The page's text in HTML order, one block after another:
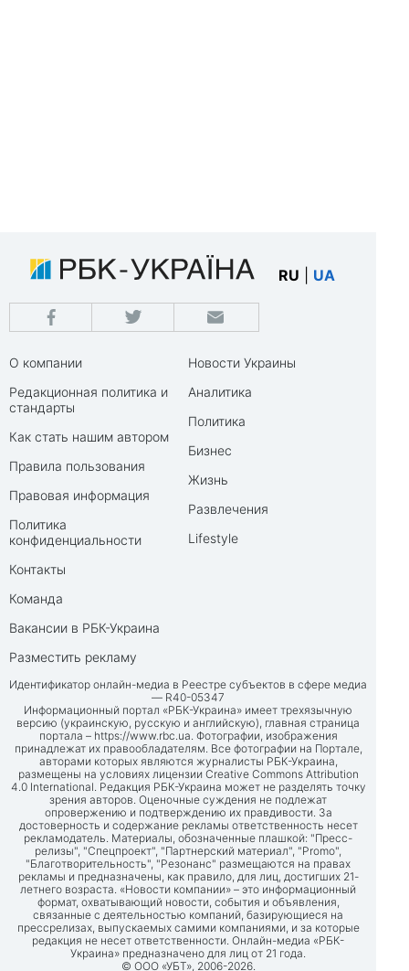
RU UA
О компании
Редакционная политика и
стандарты
Как стать нашим автором
Правила пользования
Правовая информация
Политика
конфиденциальности
Контакты
Команда
Вакансии в РБК-Украина
Разместить рекламу
Новости Украины
Аналитика
Политика
Бизнес
Жизнь
Развлечения
Lifestyle
Идентификатор онлайн-медиа в Реестре субъектов в сфере медиа
— R40-05347
Информационный портал «РБК-Украина» имеет трехязычную
версию (украинскую, русскую и английскую), главная страница
портала – https://www.rbc.ua. Фотографии, изображения
принадлежат их правообладателям. Все фотографии на Портале,
авторами которых являются журналисты РБК-Украина,
размещены на условиях лицензии Creative Commons Attribution
4.0 International. Редакция РБК-Украина может не разделять точку
зрения авторов. Оценочные суждения не подлежат
опровержению и подтверждению их правдивости. За
достоверность и содержание рекламы ответственность несет
рекламодатель. Материалы, обозначенные плашкой: "Пресс-
релизы", "Спецпроект", "Партнерский материал", "Promo",
"Благотворительность", "Резонанс" размещаются на правах
рекламы и предназначены, как правило, для лиц, достигших 21-
летнего возраста. «Новости компании» – это информационный
формат, охватывающий новости, события и объявления,
связанные с деятельностью компаний, базирующиеся на
прессрелизах, выпускаемых самими компаниями, и за которые
редакция не несет ответственности. Онлайн-медиа «РБК-
Украина» предназначено для лиц от 21 года.
© ООО «УБТ», 2006-2026.